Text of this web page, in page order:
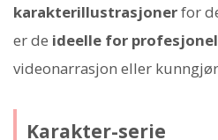
karakterillustrasjonerfor
er de ideelle for
videonarrasjon eller
Karakter-serie